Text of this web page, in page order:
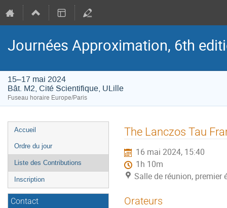
Journées Approximation, 6th
15–17 mai 2024
Bât. M2, Cité Scientifique, ULille
Fuseau horaire Europe/Paris
Menu
de
l'événement
Accueil
Ordre du jour
Liste des Contributions
Inscription
Contact
The Lanczos Tau
16 mai 2024, 15:40
1h 10m
Salle de réunion, premier
Orateurs